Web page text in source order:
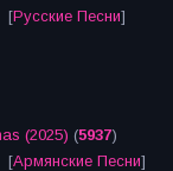
[Русские Песни]
(2025) (5937)
[Армянские Песни]